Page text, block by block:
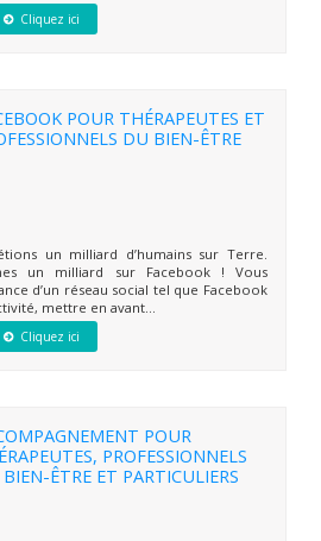
Cliquez ici
POUR THÉRAPEUTES ET
DU BIEN-ÊTRE
un milliard d’humains sur Terre.
un milliard sur Facebook ! Vous
d’un réseau social tel que Facebook
mettre en avant...
Cliquez ici
POUR
PROFESSIONNELS
ÊTRE ET PARTICULIERS